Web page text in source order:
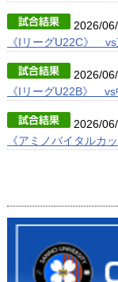
2026/
《IリーグU22C》
2026/
《IリーグU22B》
2026/
《アミノバイタル